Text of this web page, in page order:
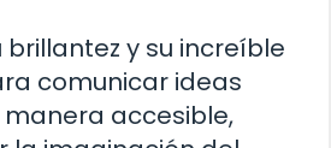
brillantez y su increíble
comunicar ideas
accesible,